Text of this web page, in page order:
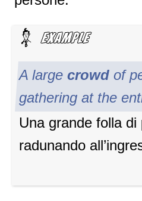
A large crowd of
gathering at the
Una grande folla
radunando